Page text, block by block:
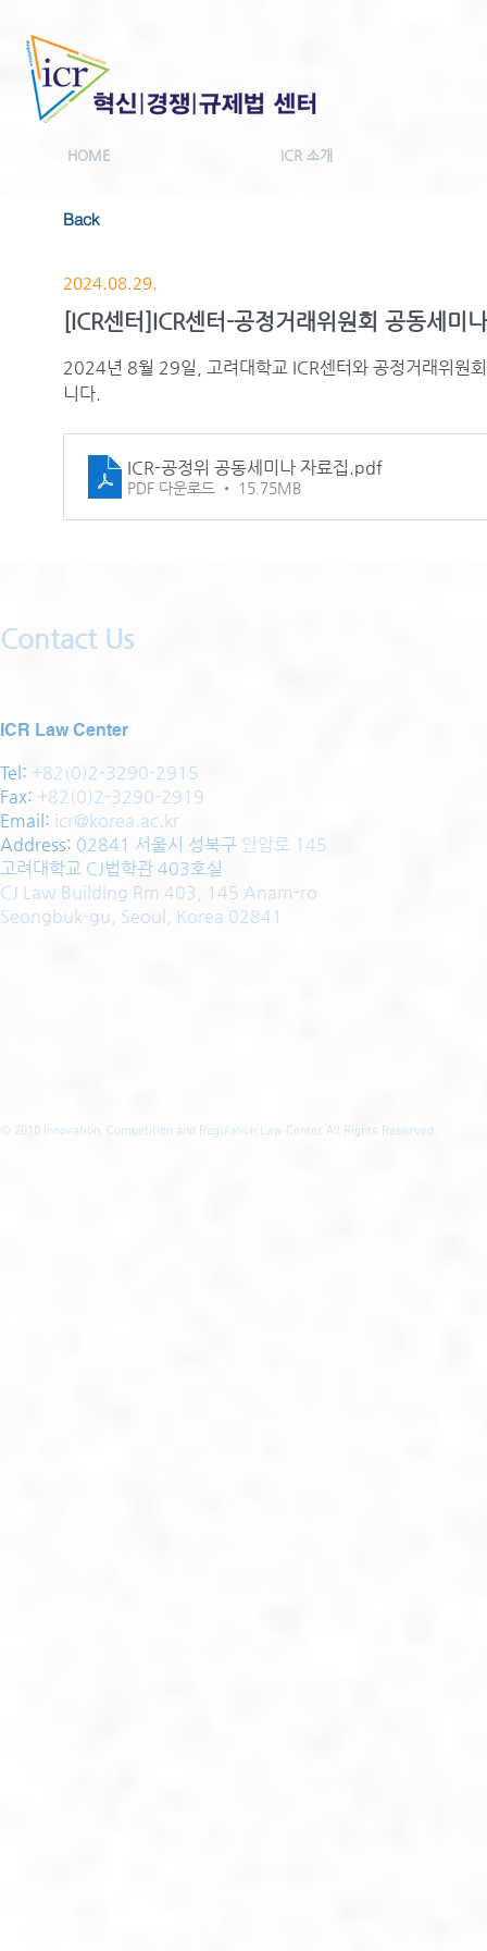
HOME ICR 소개
Back
2024.08.29.
[ICR센터]ICR센터-공정거래위원회 공동세미나
2024년 8월 29일, 고려대학교 ICR센터와 공정거래위원
니다.
ICR-공정위 공동세미나 자료집 .pdf
PDF 다운로드 • 15.75MB
Contact Us
ICR Law Center
Tel: +82(0)2-3290-2915
Fax: +82(0)2-3290-2919
Email: icr@korea.ac.kr
Address: 02841 서울시 성북구 안암로 145
고려대학교 CJ법학관 403호실
CJ Law Building Rm 403, 145 Anam-ro
Seongbuk-gu, Seoul, Korea 02841
© 2010 Innovation, Competition and Regulation Law Center All Rights Reserved.